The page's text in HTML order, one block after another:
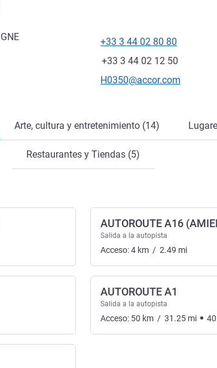
Teléfono
+33 3 44 02 80 80
Fax
+33 3 44 02 12 50
Correo electrónico de
H0350@accor.com
Arte, cultura y entretenimiento (14)
Restaurantes y Tiendas (5)
AUTOROUTE A16
Salida a la autopista
Acceso:4 km / 2.49 mi
AUTOROUTE A1
Salida a la autopista
Acceso: 50 km / 31.25 mi 40